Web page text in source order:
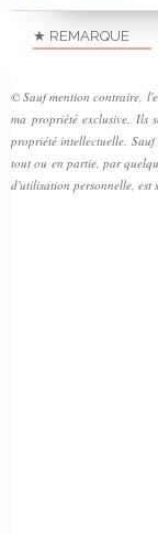
★ REMARQUE
© Sauf mention contraire,
ma propriété exclusive. Ils
propriété intellectuelle.
tout ou en partie, par
d'utilisation personnelle, est